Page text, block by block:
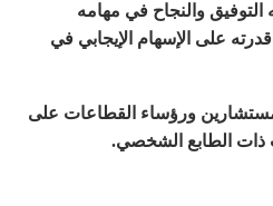
التوفيق والنجاح في مهامه
على الإسهام الإيجابي في
ورؤساء القطاعات على
ذات الطابع الشخصي.